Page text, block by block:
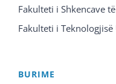
Fakulteti i Shkencave
Fakulteti i
BURIME